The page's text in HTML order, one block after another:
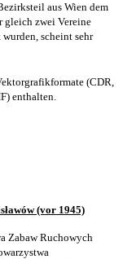
aus Wien dem
gleich zwei Vereine
scheint sehr
(CDR,
enthalten.
(vor 1945)
Zabaw Ruchowych